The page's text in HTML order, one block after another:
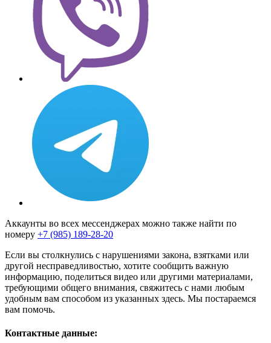
Аккаунты во всех мессенджерах можно также найти по
номеру +7 (985) 189-28-20
Если вы столкнулись с нарушениями закона, взятками или
другой несправедливостью, хотите сообщить важную
информацию, поделиться видео или другими материалами,
требующими общего внимания, свяжитесь с нами любым
удобным вам способом из указанных здесь. Мы постараемся
вам помочь.
Контактные данные: